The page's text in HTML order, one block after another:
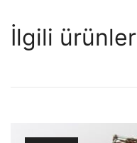
İlgili ürünler